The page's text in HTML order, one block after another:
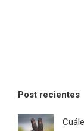
Post recientes